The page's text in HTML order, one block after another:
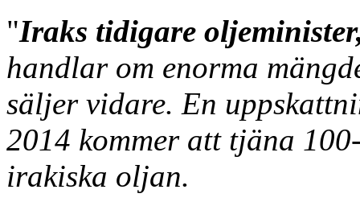
"Iraks tidigare
handlar om enorma
säljer vidare. En
2014 kommer att tjäna
irakiska oljan.